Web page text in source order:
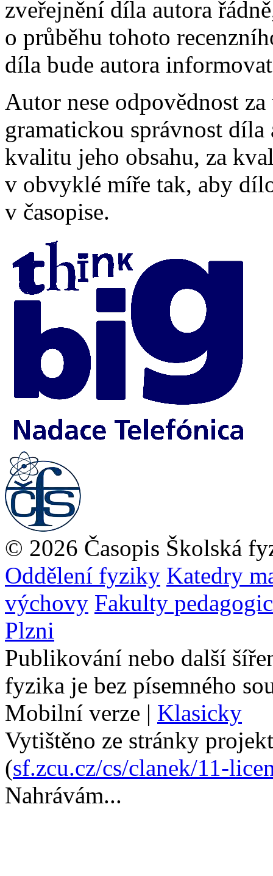
zveřejnění díla autora
o průběhu tohoto
díla bude autora
Autor nese odpovědnost
gramatickou správnost díla
kvalitu jeho obsahu, za
v obvyklé míře tak, aby
v časopise.
© 2026 Časopis Školská
Oddělení fyziky Katedry
výchovy Fakulty
Plzni
Publikování nebo další
fyzika je bez písemného
Mobilní verze | Klasicky
Vytištěno ze stránky
(sf.zcu.cz/cs/clanek/11-
Nahrávám...